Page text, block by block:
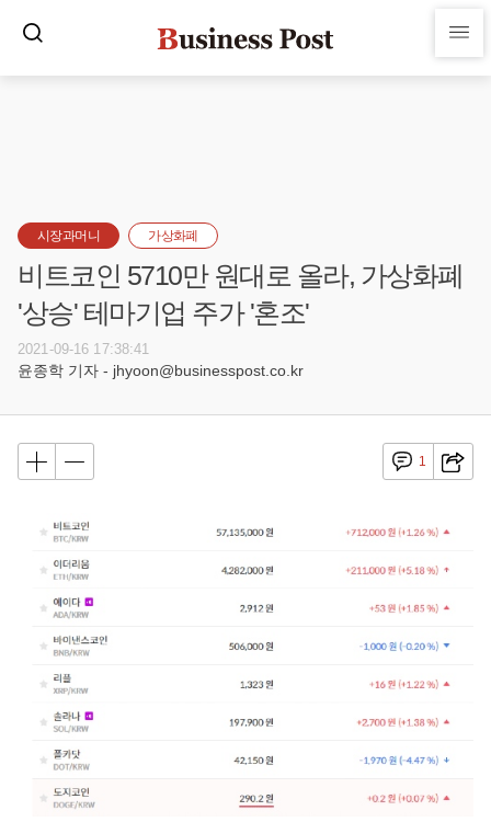
시장과머니 가상화폐
비트코인 5710만 원대로 올라, 가상화폐
'상승' 테마기업 주가 '혼조'
2021-09-16 17:38:41
윤종학 기자 - jhyoon@businesspost.co.kr
1